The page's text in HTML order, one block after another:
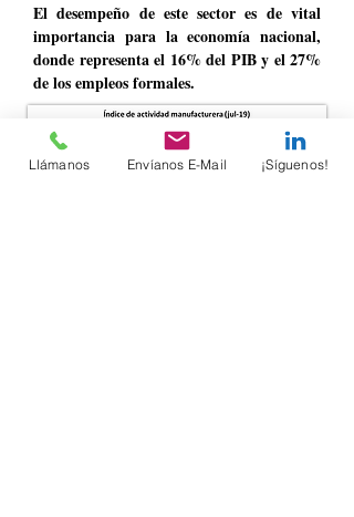
El desempeño de este sector es de vital
importancia para la economía nacional,
donde representa el 16% del PIB y el 27%
de los empleos formales.
Llámanos Envíanos E-Mail ¡Síguenos!